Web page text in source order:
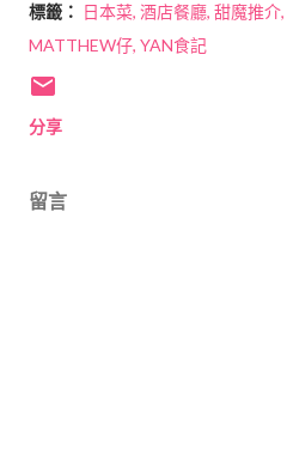
標籤： 日本菜 酒店餐廳 甜魔推介
MATTHEW仔 YAN食記
分享
留言